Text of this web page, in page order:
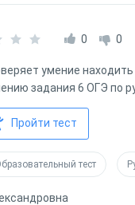
0 0
умение
задания 6 ОГЭ по
Пройти тест
тест